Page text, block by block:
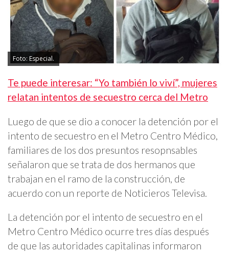
Foto: Especial.
Te puede interesar: “Yo también lo viví”, mujeres
relatan intentos de secuestro cerca del Metro
Luego de que se dio a conocer la detención por el
intento de secuestro en el Metro Centro Médico,
familiares de los dos presuntos resopnsables
señalaron que se trata de dos hermanos que
trabajan en el ramo de la construcción, de
acuerdo con un reporte de Noticieros Televisa.
La detención por el intento de secuestro en el
Metro Centro Médico ocurre tres días después
de que las autoridades capitalinas informaron